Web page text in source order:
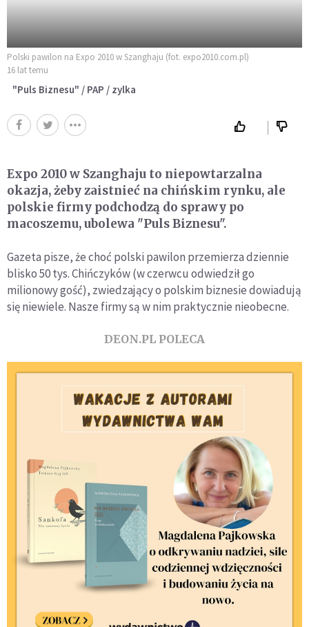
Polski pawilon na Expo 2010 w Szanghaju (fot. expo2010.com.pl)
16 lat temu
"Puls Biznesu" / PAP / zylka
Expo 2010 w Szanghaju to niepowtarzalna
okazja, żeby zaistnieć na chińskim rynku, ale
polskie firmy podchodzą do sprawy po
macoszemu, ubolewa "Puls Biznesu".
Gazeta pisze, że choć polski pawilon przemierza dziennie
blisko 50 tys. Chińczyków (w czerwcu odwiedził go
milionowy gość), zwiedzający o polskim biznesie dowiadują
się niewiele. Nasze firmy są w nim praktycznie nieobecne.
DEON.PL POLECA